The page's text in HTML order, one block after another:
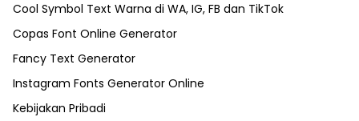
Cool Symbol Text Warna di WA, IG, FB dan TikTok
Copas Font Online Generator
Fancy Text Generator
Instagram Fonts Generator Online
Kebijakan Pribadi